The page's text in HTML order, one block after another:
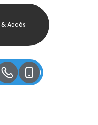
Accès
06 77 47 80
04 72 36 05 12